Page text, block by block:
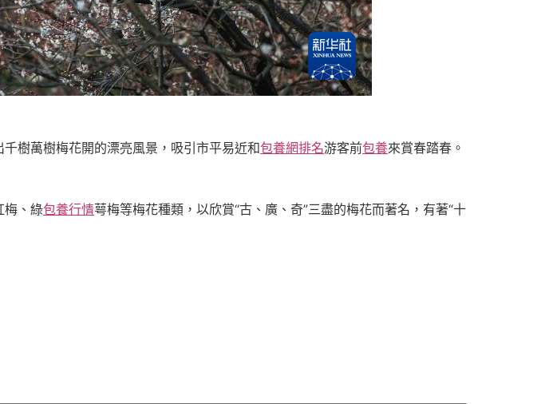
樹萬樹梅花開的漂亮風景，吸引市平易近和包養網排名游客前包養來賞春踏春。
梅、綠包養行情萼梅等梅花種類，以欣賞“古、廣、奇”三盡的梅花而著名，有著“十